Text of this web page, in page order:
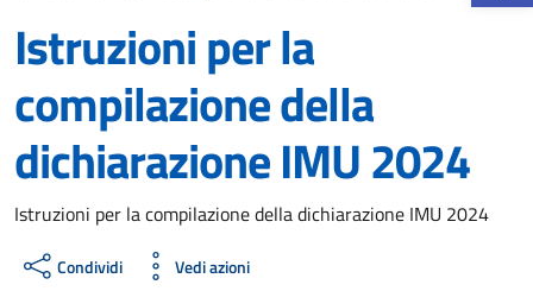
Istruzioni per la
compilazione della
dichiarazione IMU 2024
Dettagli del documento
Istruzioni per la compilazione della dichiarazione IMU 2024
Condividi Vedi azioni